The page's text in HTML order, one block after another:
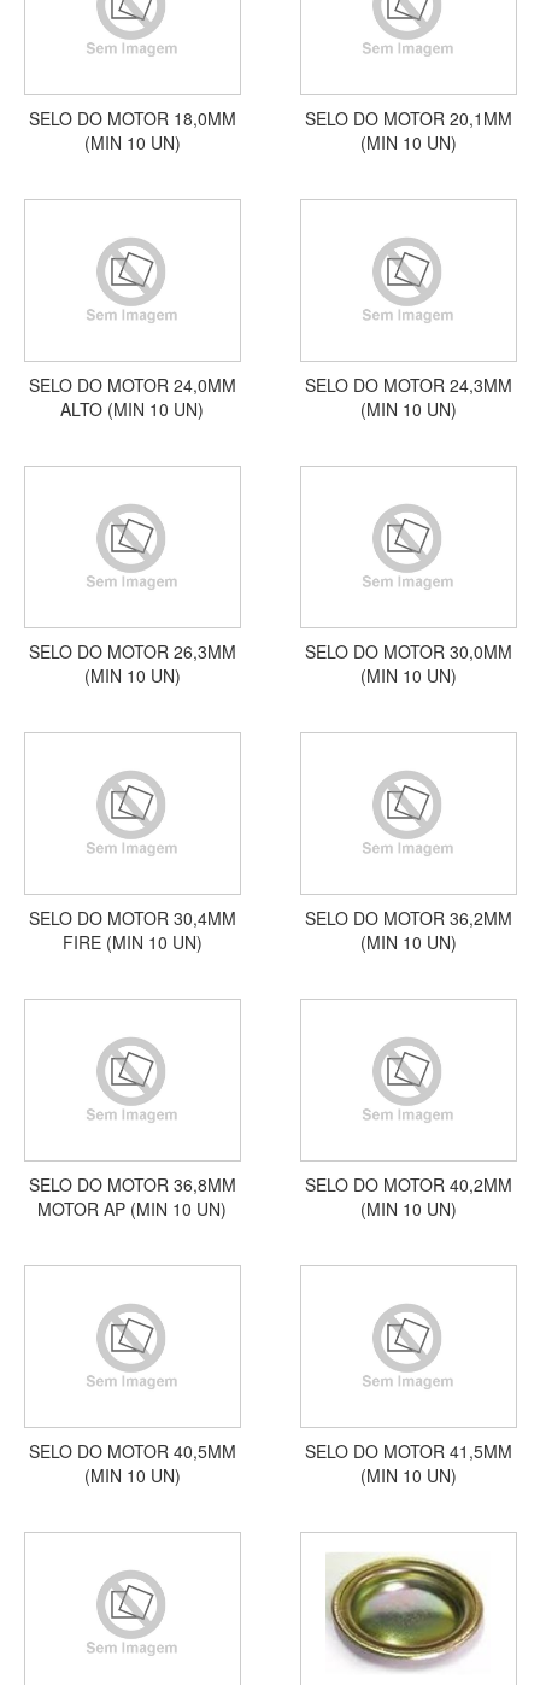
SELO DO MOTOR 18,0MM
(MIN 10 UN)
SELO DO MOTOR 20,1MM
(MIN 10 UN)
SELO DO MOTOR 24,0MM
ALTO (MIN 10 UN)
SELO DO MOTOR 24,3MM
(MIN 10 UN)
SELO DO MOTOR 26,3MM
(MIN 10 UN)
SELO DO MOTOR 30,0MM
(MIN 10 UN)
SELO DO MOTOR 30,4MM
FIRE (MIN 10 UN)
SELO DO MOTOR 36,2MM
(MIN 10 UN)
SELO DO MOTOR 36,8MM
MOTOR AP (MIN 10 UN)
SELO DO MOTOR 40,2MM
(MIN 10 UN)
SELO DO MOTOR 40,5MM
(MIN 10 UN)
SELO DO MOTOR 41,5MM
(MIN 10 UN)